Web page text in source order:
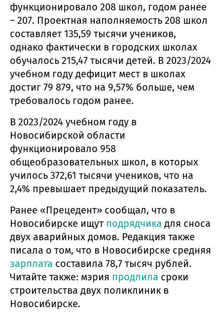
функционировало 208 школ, годом ранее
– 207. Проектная наполняемость 208 школ
составляет 135,59 тысячи учеников,
однако фактически в городских школах
обучалось 215,47 тысячи детей. В 2023/2024
учебном году дефицит мест в школах
достиг 79 879, что на 9,57% больше, чем
требовалось годом ранее.
В 2023/2024 учебном году в
Новосибирской области
функционировало 958
общеобразовательных школ, в которых
училось 372,61 тысячи учеников, что на
2,4% превышает предыдущий показатель.
Ранее «Прецедент» сообщал, что в
Новосибирске ищут подрядчика для сноса
двух аварийных домов. Редакция также
писала о том, что в Новосибирске средняя
зарплата составила 78,7 тысяч рублей.
Читайте также: мэрия продлила сроки
строительства двух поликлиник в
Новосибирске.